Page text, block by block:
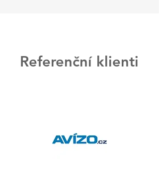
Referenční klienti